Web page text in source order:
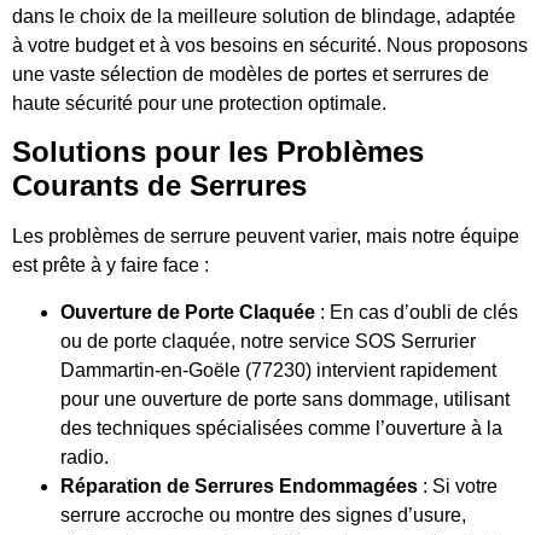
dans le choix de la meilleure solution de blindage, adaptée
à votre budget et à vos besoins en sécurité. Nous proposons
une vaste sélection de modèles de portes et serrures de
haute sécurité pour une protection optimale.
Solutions pour les Problèmes
Courants de Serrures
Les problèmes de serrure peuvent varier, mais notre équipe
est prête à y faire face :
Ouverture de Porte Claquée : En cas d’oubli de clés
ou de porte claquée, notre service SOS Serrurier
Dammartin-en-Goële (77230) intervient rapidement
pour une ouverture de porte sans dommage, utilisant
des techniques spécialisées comme l’ouverture à la
radio.
Réparation de Serrures Endommagées : Si votre
serrure accroche ou montre des signes d’usure,